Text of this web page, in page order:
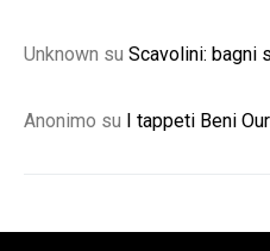
Unknown su Scavolini: bagni
Anonimo su I tappeti Beni